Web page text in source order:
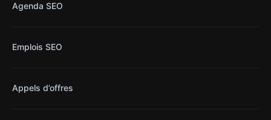
Agenda SEO
Emplois SEO
Appels d’offres